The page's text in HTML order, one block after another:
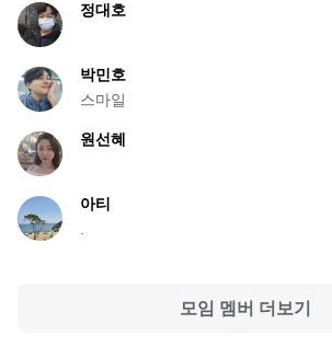
정대호
박민호
스마일
원선혜
아티
모임 멤버 더보기